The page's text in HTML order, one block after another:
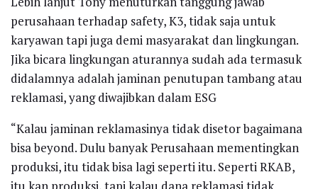
perusahaan terhadap safety, K3, tidak saja untuk
karyawan tapi juga demi masyarakat dan lingkungan.
Jika bicara lingkungan aturannya sudah ada termasuk
didalamnya adalah jaminan penutupan tambang atau
reklamasi, yang diwajibkan dalam ESG
“Kalau jaminan reklamasinya tidak disetor bagaimana
bisa beyond. Dulu banyak Perusahaan mementingkan
produksi, itu tidak bisa lagi seperti itu. Seperti RKAB,
itu kan produksi, tapi kalau dana reklamasi tidak